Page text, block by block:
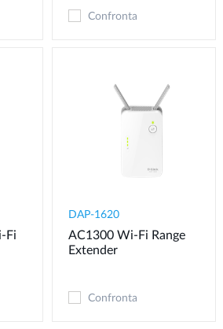
Confronta
Fi
DAP-1620
AC1300 Wi-Fi Range
Extender
Confronta